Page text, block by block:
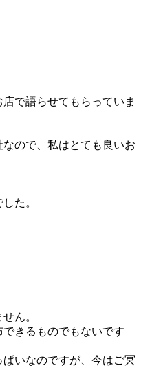
で語らせてもらっていま
ので、私はとても良いお
た。
ん。
きるものでもないです
いなのですが、今はご冥